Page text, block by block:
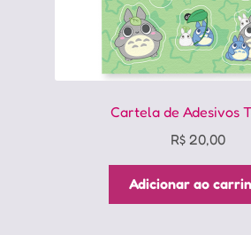
Cartela de Adesivos
R$ 20,00
Adicionar ao